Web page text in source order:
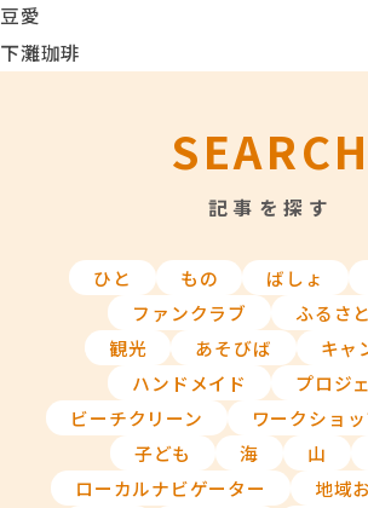
豆愛
下灘珈琲
SEARCH
記事を探す
ひと もの ばしょ
ファンクラブ
ふるさ
観光
あそびば
キャ
ハンドメイド
プロジ
ビーチクリーン
ワークショ
子ども
海 山
ローカルナビゲーター
地域